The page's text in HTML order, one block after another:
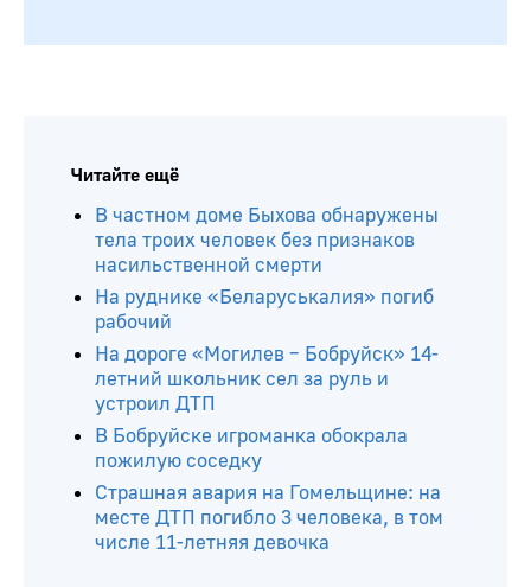
Читайте ещё
В частном доме Быхова обнаружены
тела троих человек без признаков
насильственной смерти
На руднике «Беларуськалия» погиб
рабочий
На дороге «Могилев – Бобруйск» 14-
летний школьник сел за руль и